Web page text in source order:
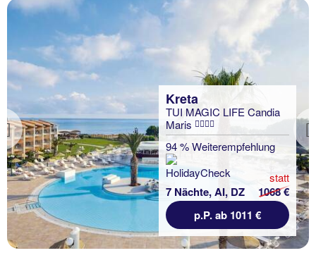
Previous
Kreta
TUI MAGIC LIFE Candia
Maris
94 % Weiterempfehlung
7 Nächte, AI, DZ
statt
1068 €
p.P. ab 1011 €